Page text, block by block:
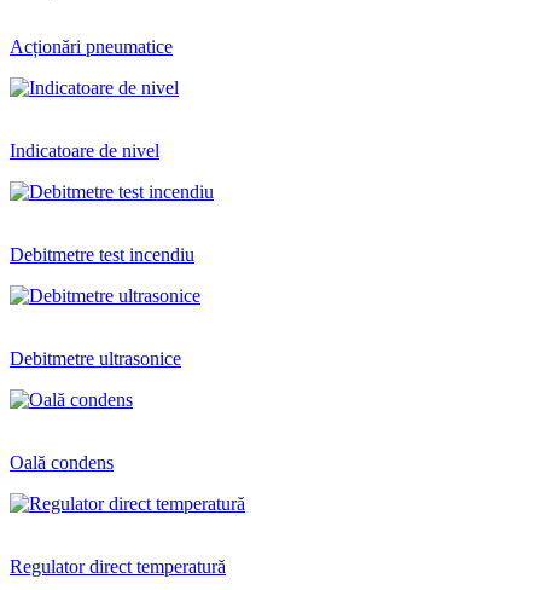
Acționări pneumatice
Indicatoare de nivel
Debitmetre test incendiu
Debitmetre ultrasonice
Oală condens
Regulator direct temperatură